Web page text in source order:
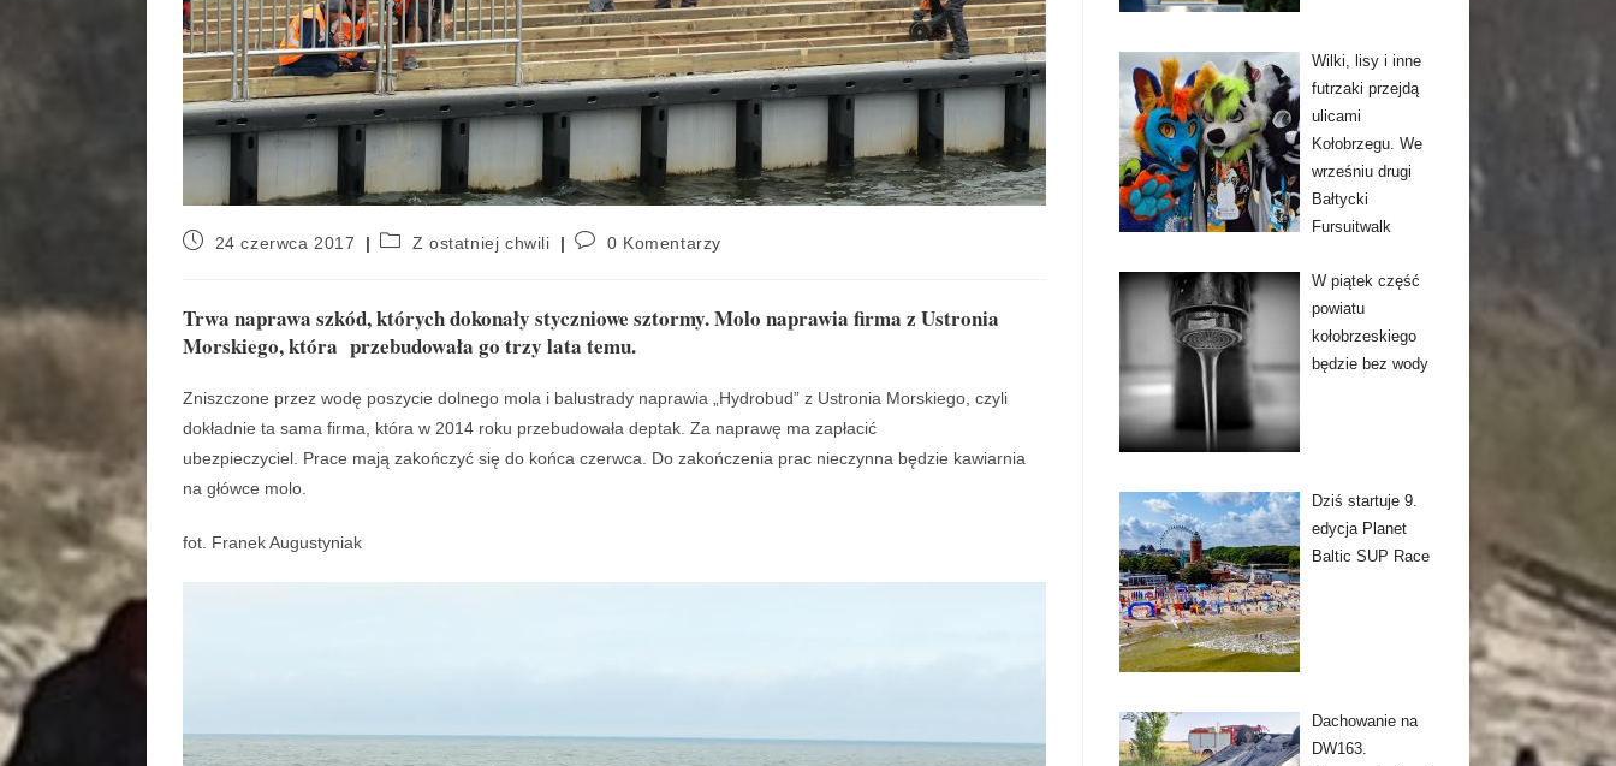
24 czerwca 2017 Z ostatniej chwili 0 Komentarzy
Trwa naprawa szkód, których dokonały styczniowe sztormy. Molo naprawia firma z Ustronia
Morskiego, która przebudowała go trzy lata temu.
Zniszczone przez wodę poszycie dolnego mola i balustrady naprawia „Hydrobud” z Ustronia Morskiego, czyli
dokładnie ta sama firma, która w 2014 roku przebudowała deptak. Za naprawę ma zapłacić
ubezpieczyciel. Prace mają zakończyć się do końca czerwca. Do zakończenia prac nieczynna będzie kawiarnia
na główce molo.
fot. Franek Augustyniak
Wilki, lisy i inne
futrzaki przejdą
ulicami
Kołobrzegu. We
wrześniu drugi
Bałtycki
Fursuitwalk
W piątek część
powiatu
kołobrzeskiego
będzie bez wody
Dziś startuje 9.
edycja Planet
Baltic SUP Race
Dachowanie na
DW163.